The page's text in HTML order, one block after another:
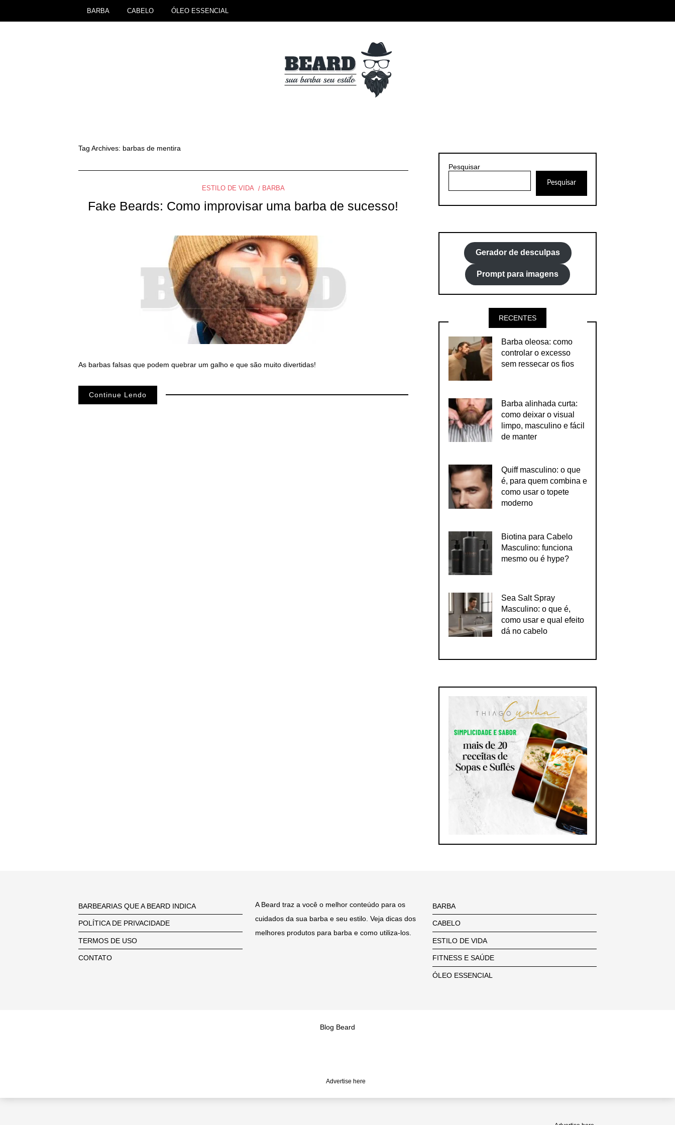
BARBA CABELO ÓLEO ESSENCIAL
Tag Archives: barbas de mentira
ESTILO DE VIDA BARBA
Fake Beards: Como improvisar uma barba de sucesso!
As barbas falsas que podem quebrar um galho e que são muito divertidas!
Continue Lendo
Pesquisar
Pesquisar
Gerador de desculpas
Prompt para imagens
RECENTES
Barba oleosa: como
controlar o excesso
sem ressecar os fios
Barba alinhada curta:
como deixar o visual
limpo, masculino e fácil
de manter
Quiff masculino: o que
é, para quem combina e
como usar o topete
moderno
Biotina para Cabelo
Masculino: funciona
mesmo ou é hype?
Sea Salt Spray
Masculino: o que é,
como usar e qual efeito
dá no cabelo
BARBEARIAS QUE A BEARD INDICA
POLÍTICA DE PRIVACIDADE
TERMOS DE USO
CONTATO
A Beard traz a você o melhor conteúdo para os
cuidados da sua barba e seu estilo. Veja dicas dos
melhores produtos para barba e como utiliza-los.
BARBA
CABELO
ESTILO DE VIDA
FITNESS E SAÚDE
ÓLEO ESSENCIAL
Blog Beard
Advertise here